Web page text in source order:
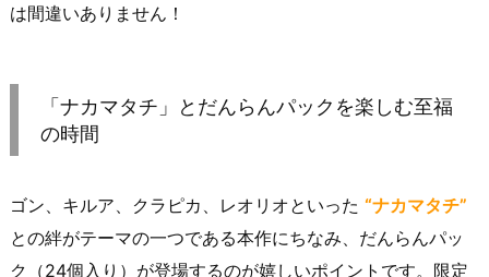
は間違いありません！
「ナカマタチ」とだんらんパックを楽しむ至福
の時間
ゴン、キルア、クラピカ、レオリオといった “ナカマタチ”
との絆がテーマの一つである本作にちなみ、だんらんパッ
ク（24個入り）が登場するのが嬉しいポイントです。限定